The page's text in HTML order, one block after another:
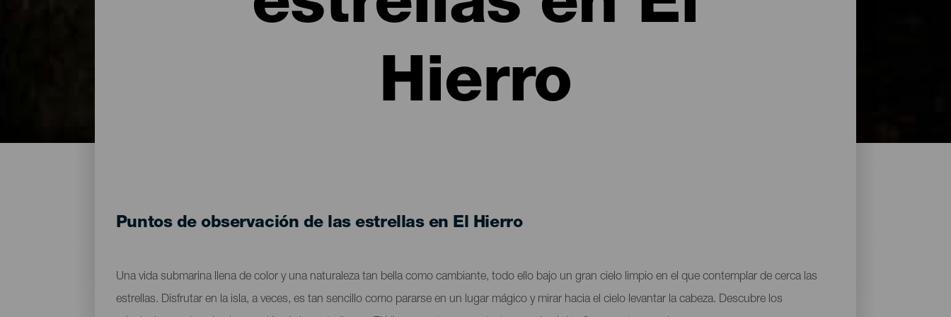
Hierro
Puntos de observación de las estrellas en El Hierro
Una vida submarina llena de color y una naturaleza tan bella como cambiante, todo ello bajo un gran cielo limpio en el que contemplar de cerca las
estrellas. Disfrutar en la isla, a veces, es tan sencillo como pararse en un lugar mágico y mirar hacia el cielo levantar la cabeza. Descubre los